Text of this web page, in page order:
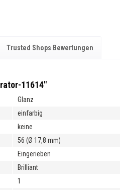
Trusted Shops Bewertungen
11614"
Glanz
einfarbig
keine
56 (Ø 17,8 mm)
Eingerieben
Brilliant
1